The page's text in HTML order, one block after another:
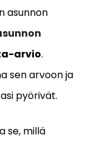
asunnon
arvio.
sen arvoon ja
pyörivät.
se, millä